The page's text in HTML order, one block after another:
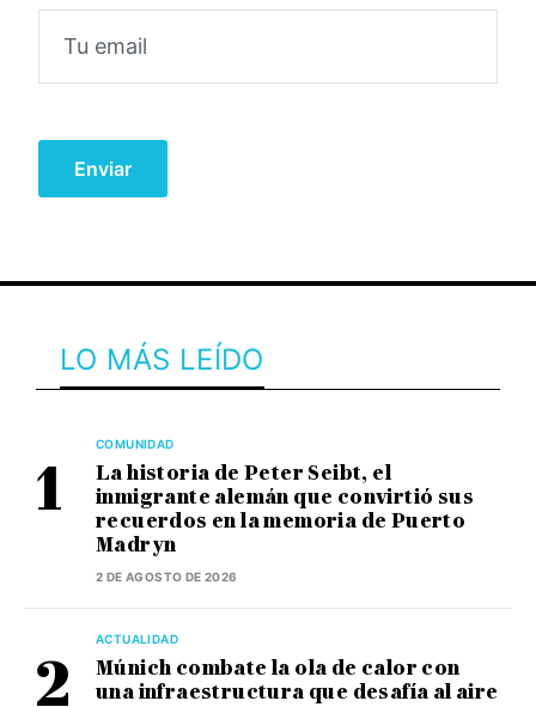
LO MÁS LEÍDO
COMUNIDAD
La historia de Peter Seibt, el
inmigrante alemán que convirtió sus
recuerdos en la memoria de Puerto
Madryn
2 DE AGOSTO DE 2026
ACTUALIDAD
Múnich combate la ola de calor con
una infraestructura que desafía al aire